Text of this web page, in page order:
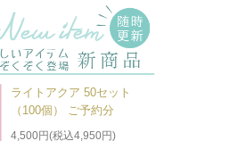
ライトアクア 50セット
（100個） ご予約分
4,500円(税込4,950円)